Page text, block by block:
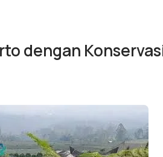
dengan